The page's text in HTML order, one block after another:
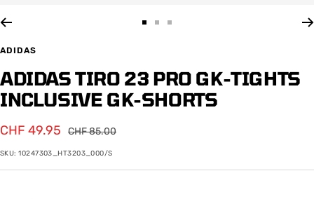
gehengehen
gehen
ADIDAS
ADIDAS TIRO 23 PRO GK-TIGHTS
INCLUSIVE GK-SHORTS
Angebotspreis
CHF 49.95
Regulärer
CHF 85.00
SKU:10247303_HT3203_000/S